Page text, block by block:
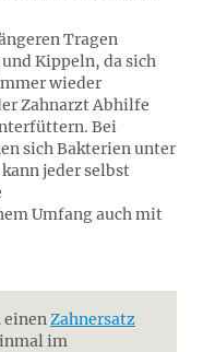
Tragen
Kippeln, da sich
wieder
Zahnarzt Abhilfe
Bei
sich Bakterien unter
jeder selbst
Umfang auch mit
einenZahnersatz
im